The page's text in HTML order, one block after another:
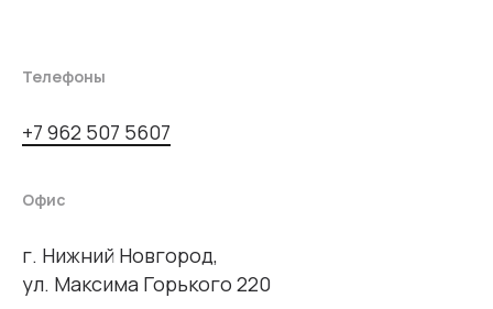
Телефоны
+7 962 507 5607
Офис
г. Нижний Новгород,
ул. Максима Горького 220